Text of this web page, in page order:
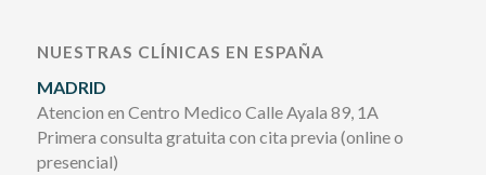
NUESTRAS CLÍNICAS EN ESPAÑA
MADRID
Atencion en Centro Medico Calle Ayala 89, 1A
Primera consulta gratuita con cita previa (online o
presencial)